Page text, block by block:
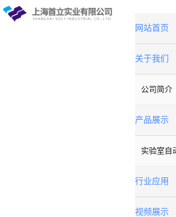
网站首页
关于我们
公司简介
产品展示
行业应用
视频展示